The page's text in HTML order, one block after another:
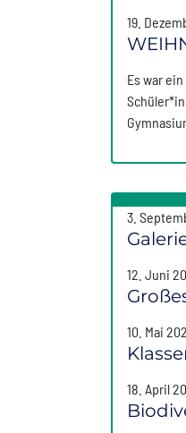
19.
Es war
3.
12. Juni
10. Mai
18. April